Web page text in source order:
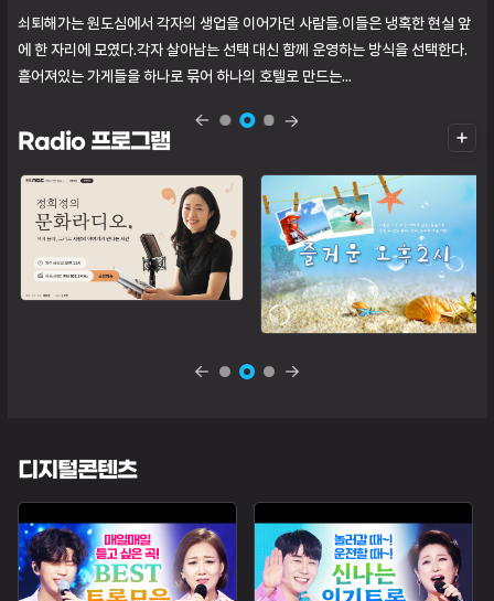
쇠퇴해가는 원도심에서 각자의 생업을 이어가던 사람들.이들은 냉혹한 현실 앞
에 한 자리에 모였다.각자 살아남는 선택 대신 함께 운영하는 방식을 선택한다.
흩어져있는 가게들을 하나로 묶어 하나의 호텔로 만드는...
Radio 프로그램
더
보
기
디지털콘텐츠